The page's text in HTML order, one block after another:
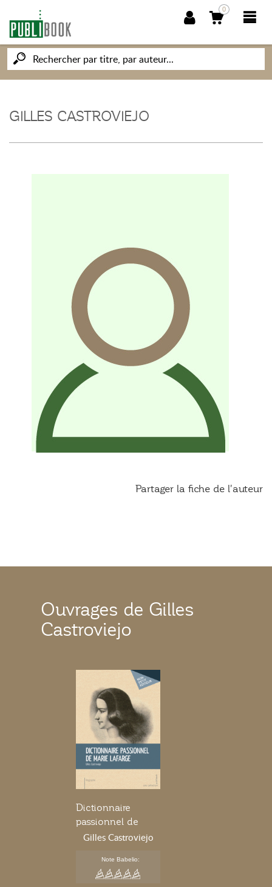
0
NOUVEAUTÉS
PUBLIBOOK
SOCIÉTÉ DES ÉCRIVAINS
CONNAISSANCES ET SAVOIRS
GILLES CASTROVIEJO
Partager la fiche de l'auteur
Ouvrages de Gilles
Castroviejo
Dictionnaire
passionnel de
Marie Lafarge
Gilles Castroviejo
Note Babelio: